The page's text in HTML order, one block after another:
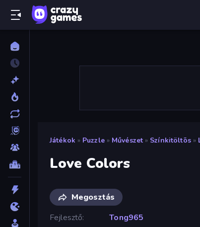
Játékok » Puzzle » Művészet » Színkitöltõs »
Love Colors
Megosztás
Fejlesztő
Tong965